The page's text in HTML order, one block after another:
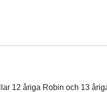
12 åriga Robin och 13